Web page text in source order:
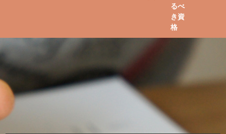
るべ
き資
格